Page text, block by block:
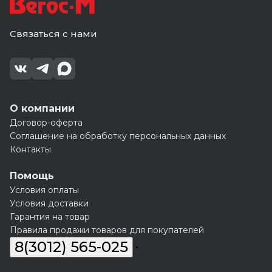
Связаться с нами
О компании
Договор-оферта
Соглашение на обработку персональных данных
Контакты
Помощь
Условия оплаты
Условия доставки
Гарантия на товар
Правила продажи товаров для покупателей
8(3012) 565-025